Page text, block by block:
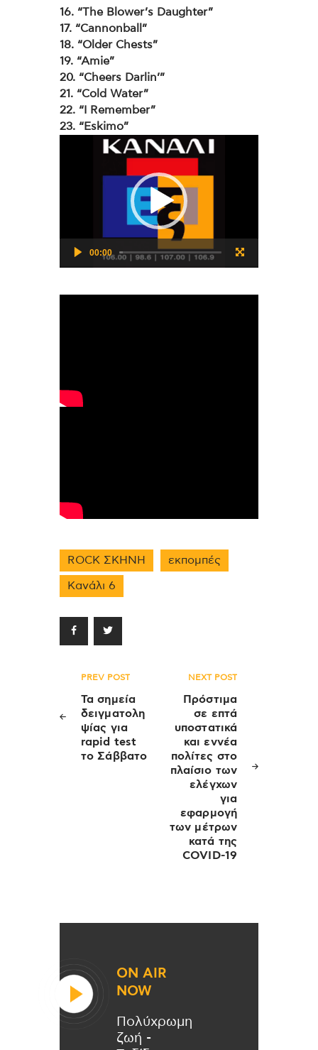
16. “The Blower’s Daughter”
17. “Cannonball”
18. “Older Chests”
19. “Amie”
20. “Cheers Darlin’”
21. “Cold Water”
22. “I Remember”
23. “Eskimo”
Πρόγραμμα
Αναπαραγωγής
00:00
ROCK ΣΚΗΝΗ εκπομπές
Κανάλι 6
Πλοήγηση
άρθρων
PREV POST
Τα σημεία
δειγματολη
ψίας για
rapid test
το Σάββατο
NEXT POST
Πρόστιμα
σε επτά
υποστατικά
και εννέα
πολίτες στο
πλαίσιο των
ελέγχων
για
εφαρμογή
των μέτρων
κατά της
COVID-19
ON AIR
NOW
Πολύχρωμη
ζωή -